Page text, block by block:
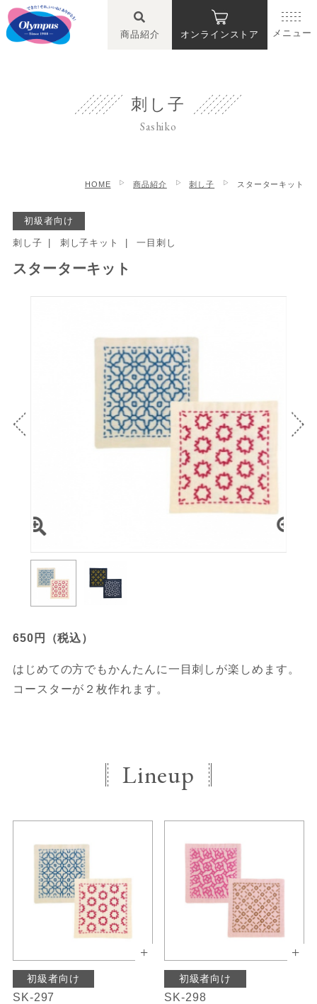
商品紹介 オンラインストア メニュー
刺し子
Sashiko
HOME 商品紹介 刺し子 スターターキット
初級者向け
刺し子 刺し子キット 一目刺し
スターターキット
650円（税込）
はじめての方でもかんたんに一目刺しが楽しめます。
コースターが２枚作れます。
Lineup
初級者向け
SK-297
初級者向け
SK-298